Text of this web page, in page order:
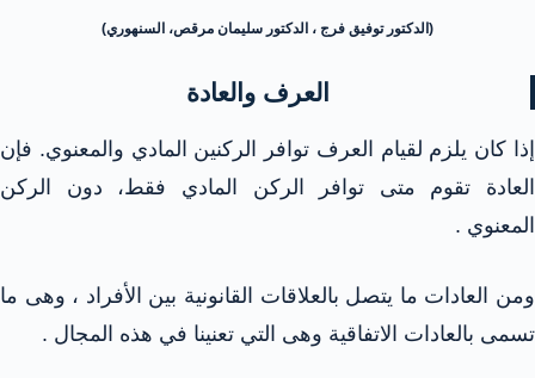
(الدكتور توفيق فرج ، الدكتور سليمان مرقص، السنهوري)
العرف والعادة
إذا كان يلزم لقيام العرف توافر الركنين المادي والمعنوي. فإن
العادة تقوم متى توافر الركن المادي فقط، دون الركن
المعنوي .
ومن العادات ما يتصل بالعلاقات القانونية بين الأفراد ، وهى ما
تسمى بالعادات الاتفاقية وهى التي تعنينا في هذه المجال .